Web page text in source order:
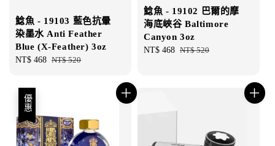
鯰魚 - 19103 藍色抗暈
染墨水 Anti Feather
Blue (X-Feather) 3oz
Sale
NT$ 468 Regular
NT$ 520
鯰魚 - 19102 巴爾的摩
海底峽谷 Baltimore
Canyon 3oz
Sale
NT$ 468 Regular
NT$ 520
優惠